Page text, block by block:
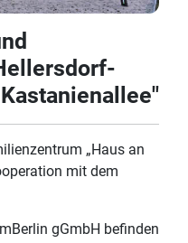
„Haus an
mit dem
gGmbH befinden